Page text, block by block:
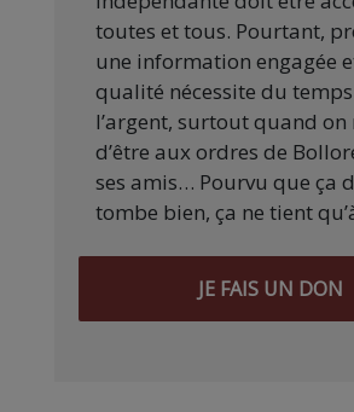
toutes et tous. Pourtant,
une information engagée
qualité nécessite du
l’argent, surtout quand on
d’être aux ordres de
ses amis… Pourvu que ça
tombe bien, ça ne tient
JE FAIS UN DON